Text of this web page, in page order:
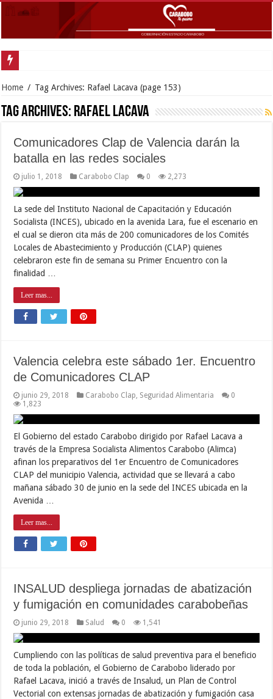
Home / Tag Archives: Rafael Lacava (page 153)
Tag Archives: Rafael Lacava
Comunicadores Clap de Valencia darán la
batalla en las redes sociales
julio 1, 2018 Carabobo Clap 0 2,273
La sede del Instituto Nacional de Capacitación y Educación
Socialista (INCES), ubicado en la avenida Lara, fue el escenario en
el cual se dieron cita más de 200 comunicadores de los Comités
Locales de Abastecimiento y Producción (CLAP) quienes
celebraron este fin de semana su Primer Encuentro con la
finalidad …
Leer mas...
Valencia celebra este sábado 1er. Encuentro
de Comunicadores CLAP
junio 29, 2018 Carabobo Clap Seguridad Alimentaria
0
1,823
El Gobierno del estado Carabobo dirigido por Rafael Lacava a
través de la Empresa Socialista Alimentos Carabobo (Alimca)
afinan los preparativos del 1er Encuentro de Comunicadores
CLAP del municipio Valencia, actividad que se llevará a cabo
mañana sábado 30 de junio en la sede del INCES ubicada en la
Avenida …
Leer mas...
INSALUD despliega jornadas de abatización
y fumigación en comunidades carabobeñas
junio 29, 2018 Salud 0 1,541
Cumpliendo con las políticas de salud preventiva para el beneficio
de toda la población, el Gobierno de Carabobo liderado por
Rafael Lacava, inició a través de Insalud, un Plan de Control
Vectorial con extensas jornadas de abatización y fumigación casa